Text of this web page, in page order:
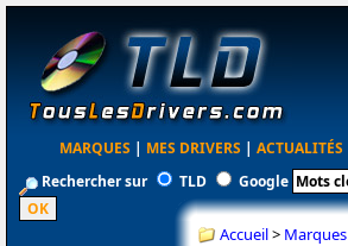
MARQUES | MES DRIVERS | ACTUALITÉS
Rechercher sur
TLD Google
Accueil> Marques